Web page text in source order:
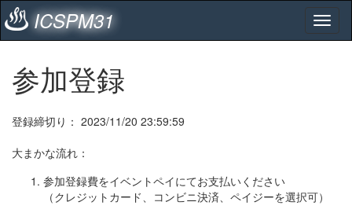
ICSPM31
参加登録
登録締切り： 2023/11/20 23:59:59
大まかな流れ：
参加登録費をイベントペイにてお支払いください
（クレジットカード、コンビニ決済、ペイジーを選択可）